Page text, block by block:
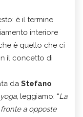
è il termine
interiore
è quello che ci
il concetto di
da Stefano
, leggiamo: “La
a opposte